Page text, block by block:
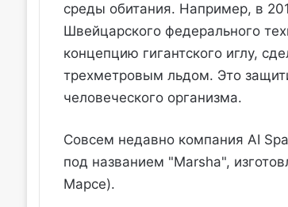
среды обитания. Например, в
Швейцарского федерального
концепцию гигантского иглу,
трехметровым льдом. Это
человеческого организма.
Совсем недавно компания AI
под названием "Marsha",
Марсе).